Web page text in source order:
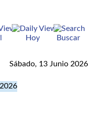
Hoy Buscar
Sábado, 13 Junio 2026